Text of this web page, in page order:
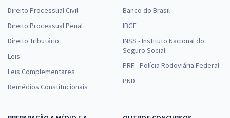
Direito Processual Civil
Direito Processual Penal
Direito Tributário
Leis
Leis Complementares
Remédios Constitucionais
Banco do Brasil
IBGE
INSS - Instituto Nacional do
Seguro Social
PRF - Polícia Rodoviária Federal
PND